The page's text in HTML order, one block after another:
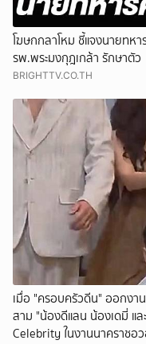
โฆษกกลาโหม ชี้แจงนายทห
รพ.พระมงกุฎเกล้า รักษาตัว
BRIGHTTV.CO.TH
เมื่อ "ครอบครัวดีน" ออกงา
สาม "น้องดีแลน น้องเดมี่ แ
Celebrity ในงานนาคราช